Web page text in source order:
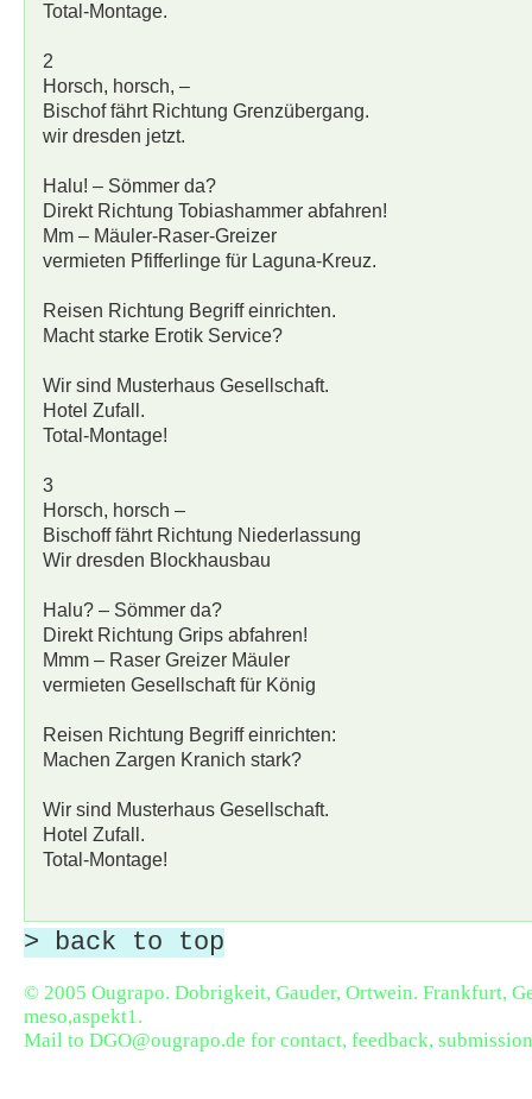
Total-Montage.
2
Horsch, horsch, –
Bischof fährt Richtung Grenzübergang.
wir dresden jetzt.
Halu! – Sömmer da?
Direkt Richtung Tobiashammer abfahren!
Mm – Mäuler-Raser-Greizer
vermieten Pfifferlinge für Laguna-Kreuz.
Reisen Richtung Begriff einrichten.
Macht starke Erotik Service?
Wir sind Musterhaus Gesellschaft.
Hotel Zufall.
Total-Montage!
3
Horsch, horsch –
Bischoff fährt Richtung Niederlassung
Wir dresden Blockhausbau
Halu? – Sömmer da?
Direkt Richtung Grips abfahren!
Mmm – Raser Greizer Mäuler
vermieten Gesellschaft für König
Reisen Richtung Begriff einrichten:
Machen Zargen Kranich stark?
Wir sind Musterhaus Gesellschaft.
Hotel Zufall.
Total-Montage!
> back to top
© 2005 Ougrapo. Dobrigkeit, Gauder, Ortwein. Frankfurt,
meso,aspekt1.
Mail to DGO@ougrapo.de for contact, feedback,